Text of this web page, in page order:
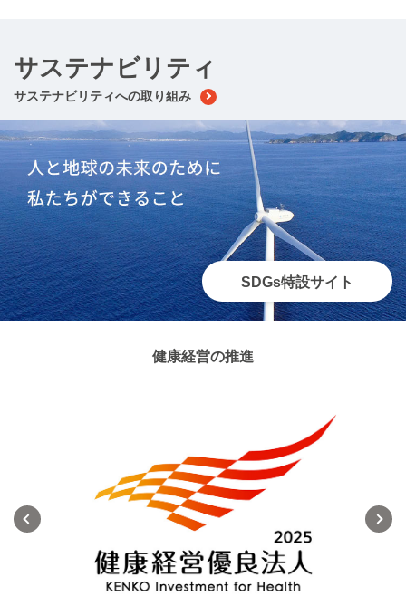
サステナビリティ
サステナビリティへの取り組み
SDGs特設サイト
健康経営の推進